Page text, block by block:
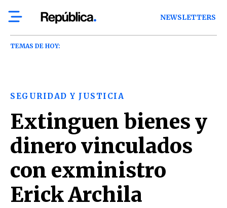
NEWSLETTERS
TEMAS DE HOY:
SEGURIDAD Y JUSTICIA
Extinguen bienes y
dinero vinculados
con exministro
Erick Archila